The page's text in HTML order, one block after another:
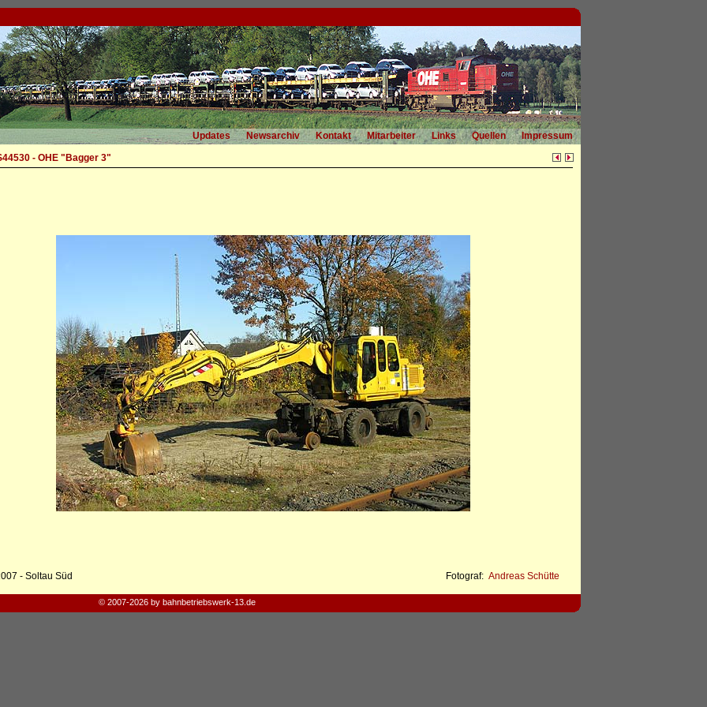
Updates Newsarchiv Kontakt Mitarbeiter Links Quellen
Impressum
- OHE "Bagger 3"
- Soltau Süd Fotograf: Andreas Schütte
© 2007-2026 by bahnbetriebswerk-13.de